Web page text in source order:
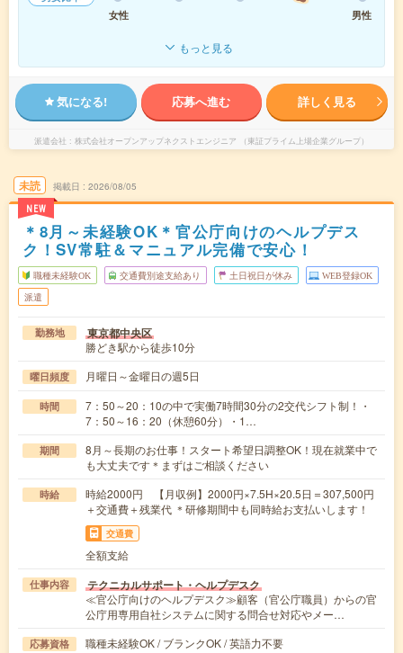
女性
男性
もっと見る
気になる! 応募へ進む 詳しく見る
派遣会社 株式会社オープンアップネクストエンジニア （東証プライム上場企業グループ）
未読
NEW
掲載日 2026/08/05
＊8月～未経験OK＊官公庁向けのヘルプデス
ク！SV常駐＆マニュアル完備で安心！
職種未経験OK 交通費別途支給あり 土日祝日が休み WEB登録OK
派遣
勤務地 東京都中央区
勝どき駅から徒歩10分
曜日頻度 月曜日～金曜日の週5日
時間
7：50～20：10の中で実働7時間30分の2交代シフト制！・
7：50～16：20（休憩60分）・1…
期間
8月～長期のお仕事！スタート希望日調整OK！現在就業中で
も大丈夫です＊まずはご相談ください
時給
時給2000円 【月収例】2000円×7.5H×20.5日＝307,500円
＋交通費＋残業代 ＊研修期間中も同時給お支払いします！
交通費
全額支給
仕事内容 テクニカルサポート・ヘルプデスク
≪官公庁向けのヘルプデスク≫顧客（官公庁職員）からの官
公庁用専用自社システムに関する問合せ対応やメー…
応募資格
職種未経験OK / ブランクOK / 英語力不要